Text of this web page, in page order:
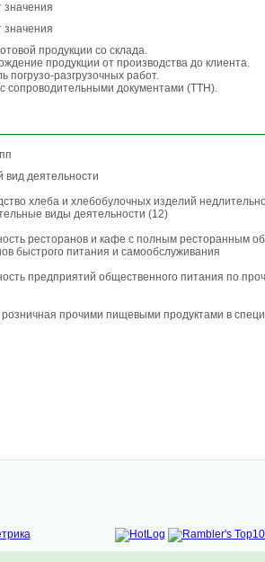
значения
значения
продукции со склада.
продукции от производства до клиента.
погрузо-разгрузочных работ.
сопроводительными документами (ТТН).
вид деятельности
хлеба и хлебобулочных изделий
виды деятельности (12)
ресторанов и кафе с полным ресторанным
быстрого питания и самообслуживания
предприятий общественного питания по
розничная прочими пищевыми продуктами в